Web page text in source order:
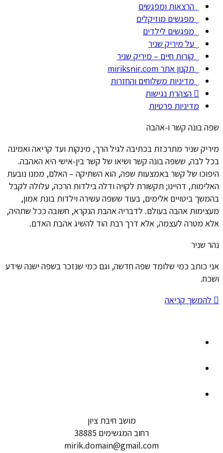
הרצאות ומפגשים
מפגשים מוזיקלים
מפגשים לילדים
על מיריק שניר
קורות חיים – מיריק שניר
תקנון אתר miriksnir.com
מדיניות משלוחים והחזרות
הצהרת נגישות
מדיניות פרטיות
שפה בונה קשר ו-אהבה
מיריק שניר מתרכזת בכתיבה לגיל הרך, מינקות ועד קריאה ואמינה
בכל לבה, ששפה בונה קשר ושיאו של קשר בין-אישי היא האהבה.
היפוכו של קשר באמצעות שפה, הוא השתיקה – האלם, ממנו נובעת
האלימות, דהיינו; תקשורת לקויה ודלה בילדות הרכה, עלולה לקבל
בהמשך ביטויים אלימים, בעוד ששפה עשירה וילדות בונת אמון,
מעצימות אהבה בעולם. לדבריה אהבת הנקרא, חשובה ככל שתהיה,
אלא מטרה לעצמה, אלא דרך רבת הוד להשיג אהבת האדם.
נהר שניר
אני כותב כמי שלומד שפה חדשה, וגם כמי שנזכר בשפה ישנה שידע
ושכח.
להמשך קריאה
מושב חיבת ציון
רחוב המגשימים 38885
mirik.domain@gmail.com